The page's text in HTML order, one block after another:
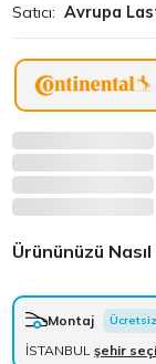
Satıcı: Avrupa
Ürününüzü
Montaj Ücretsiz
İSTANBULşehir